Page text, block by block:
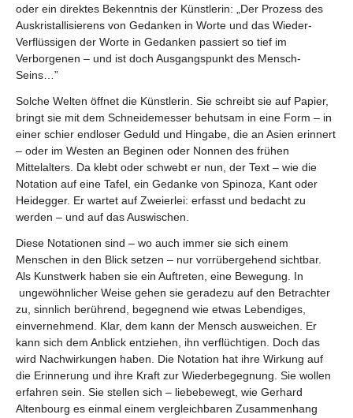
oder ein direktes Bekenntnis der Künstlerin: „Der Prozess des
Auskristallisierens von Gedanken in Worte und das Wieder-
Verflüssigen der Worte in Gedanken passiert so tief im
Verborgenen – und ist doch Ausgangspunkt des Mensch-
Seins…”
Solche Welten öffnet die Künstlerin. Sie schreibt sie auf Papier,
bringt sie mit dem Schneidemesser behutsam in eine Form – in
einer schier endloser Geduld und Hingabe, die an Asien erinnert
– oder im Westen an Beginen oder Nonnen des frühen
Mittelalters. Da klebt oder schwebt er nun, der Text – wie die
Notation auf eine Tafel, ein Gedanke von Spinoza, Kant oder
Heidegger. Er wartet auf Zweierlei: erfasst und bedacht zu
werden – und auf das Auswischen.
Diese Notationen sind – wo auch immer sie sich einem
Menschen in den Blick setzen – nur vorrübergehend sichtbar.
Als Kunstwerk haben sie ein Auftreten, eine Bewegung. In
ungewöhnlicher Weise gehen sie geradezu auf den Betrachter
zu, sinnlich berührend, begegnend wie etwas Lebendiges,
einvernehmend. Klar, dem kann der Mensch ausweichen. Er
kann sich dem Anblick entziehen, ihn verflüchtigen. Doch das
wird Nachwirkungen haben. Die Notation hat ihre Wirkung auf
die Erinnerung und ihre Kraft zur Wiederbegegnung. Sie wollen
erfahren sein. Sie stellen sich – liebebewegt, wie Gerhard
Altenbourg es einmal einem vergleichbaren Zusammenhang